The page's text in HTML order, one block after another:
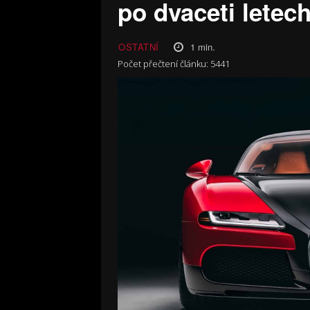
po dvaceti
OSTATNÍ 1 min.
Počet přečtení článku: 5441